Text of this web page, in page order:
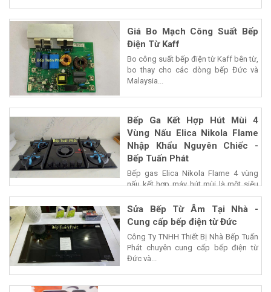
Giá Bo Mạch Công Suất Bếp
Điện Từ Kaff
Bo công suất bếp điện từ Kaff bên từ,
bo thay cho các dòng bếp Đức và
Malaysia...
Bếp Ga Kết Hợp Hút Mùi 4
Vùng Nấu Elica Nikola Flame
Nhập Khẩu Nguyên Chiếc -
Bếp Tuấn Phát
Bếp gas Elica Nikola Flame 4 vùng
nấu kết hợp máy hút mùi là một siêu
phẩm của...
Sửa Bếp Từ Âm Tại Nhà -
Cung cấp bếp điện từ Đức
Công Ty TNHH Thiết Bị Nhà Bếp Tuấn
Phát chuyên cung cấp bếp điện từ
Đức và...